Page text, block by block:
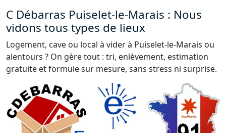
C Débarras Puiselet-le-Marais : Nous
vidons tous types de lieux
Logement, cave ou local à vider à Puiselet-le-Marais ou
alentours ? On gère tout : tri, enlèvement, estimation
gratuite et formule sur mesure, sans stress ni surprise.